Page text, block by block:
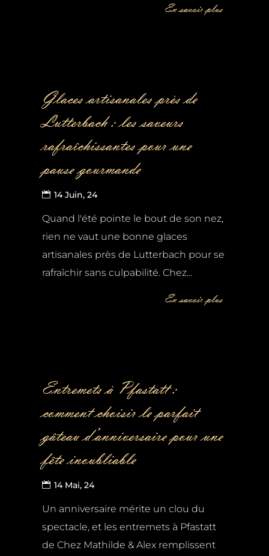
En savoir plus
Glaces artisanales près de
Lutterbach : les saveurs
rafraîchissantes pour une
pause gourmande
14 Juin, 24
Quand l'été pointe le bout de son nez,
rien ne vaut une bonne glaces
artisanales près de Lutterbach pour se
rafraîchir sans culpabilité. Chez...
En savoir plus
Entremets à Pfastatt :
comment choisir le parfait
gâteau d’anniversaire pour une
fête inoubliable
14 Mai, 24
Un anniversaire mérite un clou du
spectacle, et les entremets à Pfastatt
de Chez Mathilde & Alex remplissent